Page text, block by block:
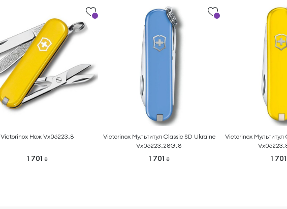
Victorinox Нож Vx06223.8
1 701 ₴
Victorinox Мультитул Classic SD Ukraine
Vx06223.28G.8
1 701 ₴
Victorinox Мультитул
1